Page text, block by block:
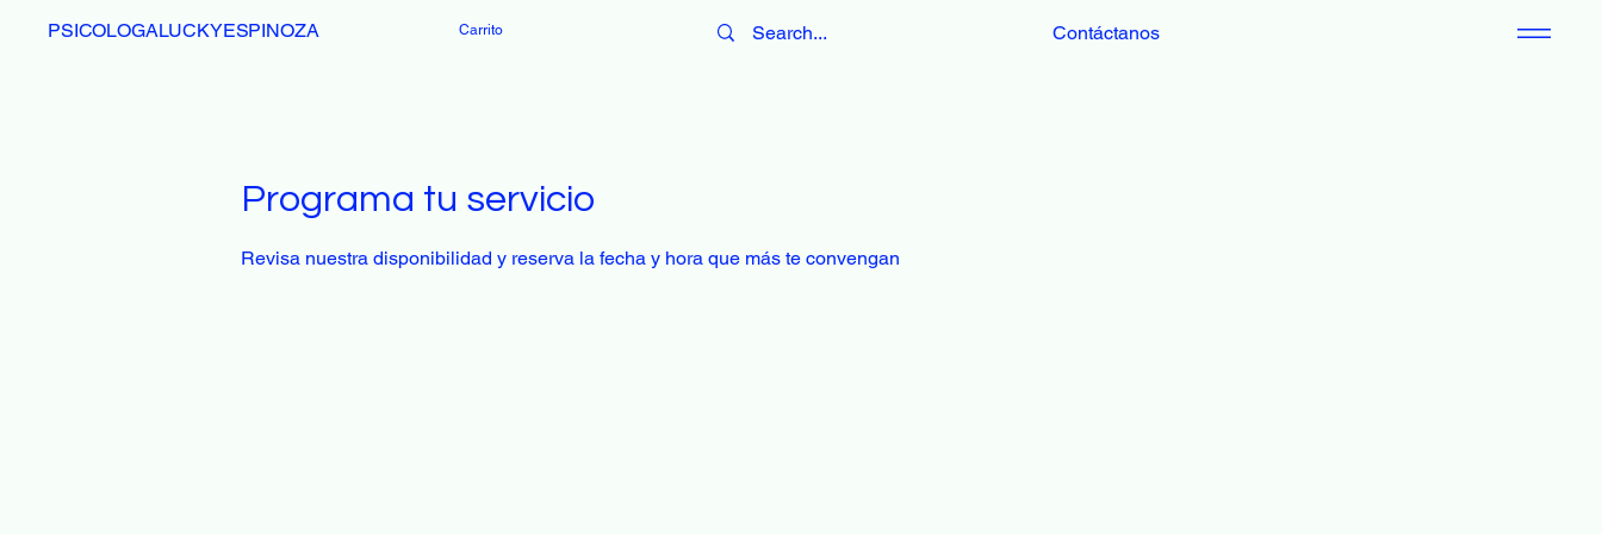
PSICOLOGALUCKYESPINOZA Carrito Contáctanos
Programa tu servicio
Revisa nuestra disponibilidad y reserva la fecha y hora que más te convengan